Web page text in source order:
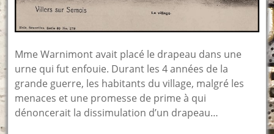
Mme Warnimont avait placé le drapeau dans une
urne qui fut enfouie. Durant les 4 années de la
grande guerre, les habitants du village, malgré les
menaces et une promesse de prime à qui
dénoncerait la dissimulation d’un drapeau…